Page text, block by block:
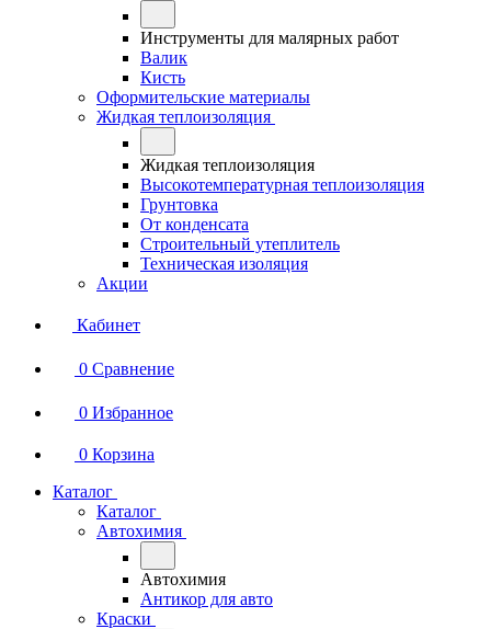
Инструменты для малярных работ
Валик
Кисть
Оформительские материалы
Жидкая теплоизоляция
Жидкая теплоизоляция
Высокотемпературная теплоизоляция
Грунтовка
От конденсата
Строительный утеплитель
Техническая изоляция
Акции
Кабинет
0 Сравнение
0 Избранное
0 Корзина
Каталог
Каталог
Автохимия
Автохимия
Антикор для авто
Краски